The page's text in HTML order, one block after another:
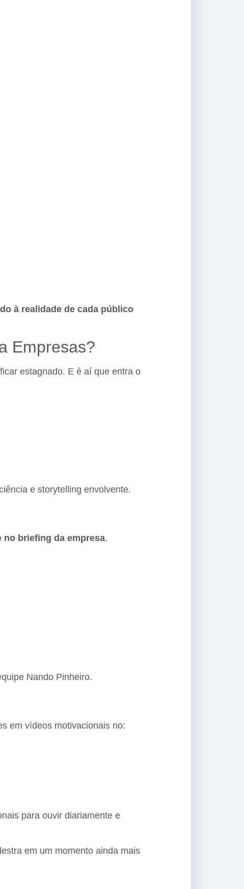
à realidade de cada público
Empresas?
estagnado. E é aí que entra o
e storytelling envolvente.
no briefing da empresa.
Nando Pinheiro.
em vídeos motivacionais no:
para ouvir diariamente e
em um momento ainda mais